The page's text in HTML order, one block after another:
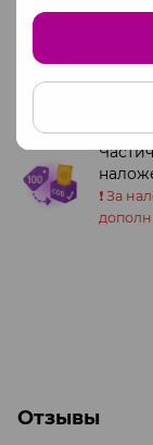
ФОП
❗️ За
Отзывы